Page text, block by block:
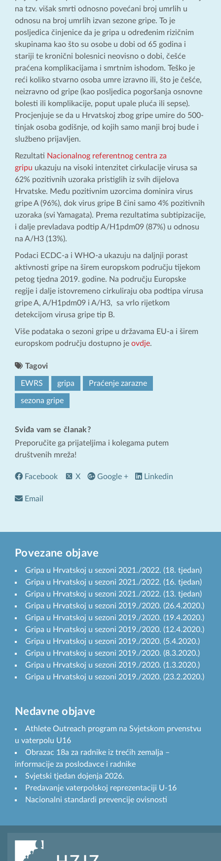
na tzv. višak smrti odnosno povećani broj umrlih u
odnosu na broj umrlih izvan sezone gripe. To je
posljedica činjenice da je gripa u određenim rizičnim
skupinama kao što su osobe u dobi od 65 godina i
stariji te kronični bolesnici neovisno o dobi, češće
praćena komplikacijama i smrtnim ishodom. Teško je
reći koliko stvarno osoba umre izravno ili, što je češće,
neizravno od gripe (kao posljedica pogoršanja osnovne
bolesti ili komplikacije, poput upale pluća ili sepse).
Procjenjuje se da u Hrvatskoj zbog gripe umire do 500-
tinjak osoba godišnje, od kojih samo manji broj bude i
službeno prijavljen.
Rezultati Nacionalnog referentnog centra za
gripu ukazuju na visoki intenzitet cirkulacije virusa sa
62% pozitivnih uzoraka pristiglih iz svih dijelova
Hrvatske. Među pozitivnim uzorcima dominira virus
gripe A (96%), dok virus gripe B čini samo 4% pozitivnih
uzoraka (svi Yamagata). Prema rezultatima subtipizacije,
i dalje prevladava podtip A/H1pdm09 (87%) u odnosu
na A/H3 (13%).
Podaci ECDC-a i WHO-a ukazuju na daljnji porast
aktivnosti gripe na širem europskom području tijekom
petog tjedna 2019. godine. Na području Europske
regije i dalje istovremeno cirkuliraju oba podtipa virusa
gripe A, A/H1pdm09 i A/H3, sa vrlo rijetkom
detekcijom virusa gripe tip B.
Više podataka o sezoni gripe u državama EU-a i širem
europskom području dostupno je ovdje.
Tagovi
EWRS gripa Praćenje zarazne
sezona gripe
Sviđa vam se članak?
Preporučite ga prijateljima i kolegama putem
društvenih mreža!
Facebook X Google + Linkedin
Email
Povezane objave
Gripa u Hrvatskoj u sezoni 2021./2022. (18. tjedan)
Gripa u Hrvatskoj u sezoni 2021./2022. (16. tjedan)
Gripa u Hrvatskoj u sezoni 2021./2022. (13. tjedan)
Gripa u Hrvatskoj u sezoni 2019./2020. (26.4.2020.)
Gripa u Hrvatskoj u sezoni 2019./2020. (19.4.2020.)
Gripa u Hrvatskoj u sezoni 2019./2020. (12.4.2020.)
Gripa u Hrvatskoj u sezoni 2019./2020. (5.4.2020.)
Gripa u Hrvatskoj u sezoni 2019./2020. (8.3.2020.)
Gripa u Hrvatskoj u sezoni 2019./2020. (1.3.2020.)
Gripa u Hrvatskoj u sezoni 2019./2020. (23.2.2020.)
Nedavne objave
Athlete Outreach program na Svjetskom prvenstvu
u vaterpolu U16
Obrazac 18a za radnike iz trećih zemalja –
informacije za poslodavce i radnike
Svjetski tjedan dojenja 2026.
Predavanje vaterpolskoj reprezentaciji U-16
Nacionalni standardi prevencije ovisnosti